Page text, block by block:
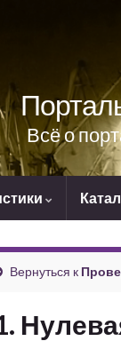
Всё о
Вернуться к